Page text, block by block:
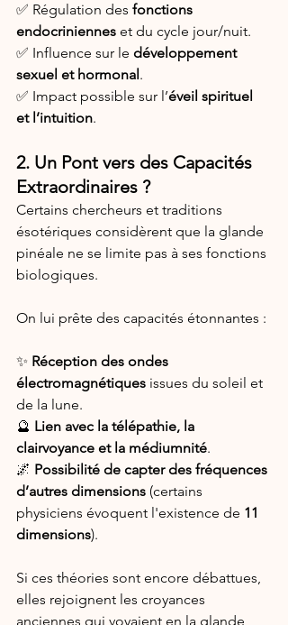
✅ Régulation des fonctions
endocriniennes et du cycle jour/nuit.
✅ Influence sur le développement
sexuel et hormonal .
✅ Impact possible sur l’éveil spirituel
et l’intuition.
2. Un Pont vers des Capacités
Extraordinaires ?
Certains chercheurs et traditions
ésotériques considèrent que la glande
pinéale ne se limite pas à ses fonctions
biologiques.
On lui prête des capacités étonnantes :
✨ Réception des ondes
électromagnétiques issues du soleil et
de la lune.
🔮 Lien avec la télépathie, la
clairvoyance et la médiumnité.
🌌 Possibilité de capter des fréquences
d’autres dimensions (certains
physiciens évoquent l'existence de 11
dimensions).
Si ces théories sont encore débattues,
elles rejoignent les croyances
anciennes qui voyaient en la glande